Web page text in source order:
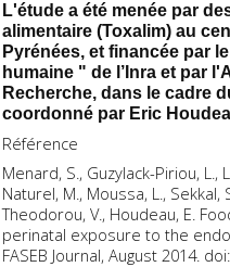
L'étude a été menée par
alimentaire (Toxalim) au
Pyrénées, et financée par
humaine " de l’Inra et par
Recherche, dans le cadre
coordonné par Eric
Référence
Menard, S., Guzylack-Piriou, L.,
Naturel, M., Moussa, L., Sekkal,
Theodorou, V., Houdeau, E.
perinatal exposure to the
FASEB Journal, August 2014.